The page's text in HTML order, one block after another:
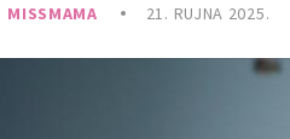
MISSMAMA 21. RUJNA 2025.